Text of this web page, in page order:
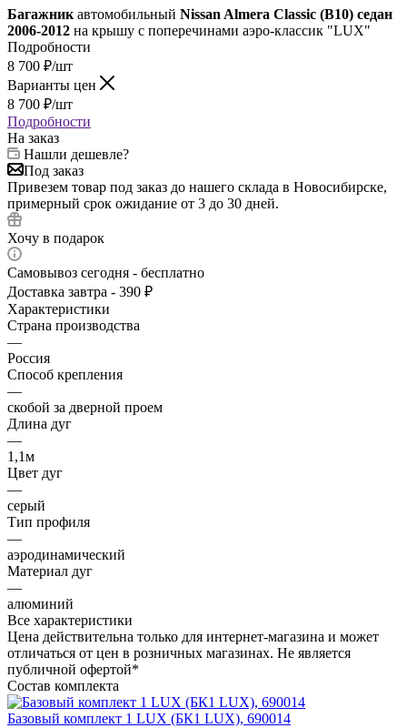
Багажник автомобильный Nissan Almera Classic (B10) седан
2006-2012 на крышу с поперечинами аэро-классик "LUX"
Подробности
8 700 ₽/шт
Варианты цен
8 700 ₽/шт
Подробности
На заказ
Нашли дешевле?
Под заказ
Привезем товар под заказ до нашего склада в Новосибирске,
примерный срок ожидание от 3 до 30 дней.
Хочу в подарок
Самовывоз сегодня - бесплатно
Доставка завтра - 390 ₽
Характеристики
Страна производства
—
Россия
Способ крепления
—
скобой за дверной проем
Длина дуг
—
1,1м
Цвет дуг
—
серый
Тип профиля
—
аэродинамический
Материал дуг
—
алюминий
Все характеристики
Цена действительна только для интернет-магазина и может
отличаться от цен в розничных магазинах. Не является
публичной офертой*
Состав комплекта
Базовый комплект 1 LUX (БК1 LUX), 690014